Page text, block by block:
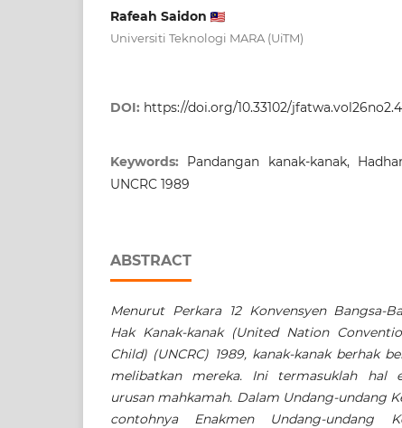
Rafeah Saidon
Universiti Teknologi MARA (UiTM)
DOI: https://doi.org/10.33102/
Keywords: Pandangan kanak-kanak,
UNCRC 1989
ABSTRACT
Menurut Perkara 12 Konvensyen Bangsa-
Hak Kanak-kanak (United Nation
Child) (UNCRC) 1989, kanak-kanak berhak
melibatkan mereka. Ini termasuklah hal
urusan mahkamah. Dalam Undang-undang
contohnya Enakmen Undang-undang